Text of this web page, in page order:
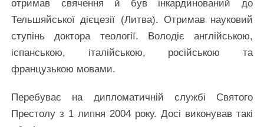
отримав свячення й був інкардинований до
Тельшяйської дієцезії (Литва). Отримав науковий
ступінь доктора теології. Володіє англійською,
іспанською, італійською, російською та
французькою мовами.
Перебуває на дипломатичній службі Святого
Престолу з 1 липня 2004 року. Досі виконував такі